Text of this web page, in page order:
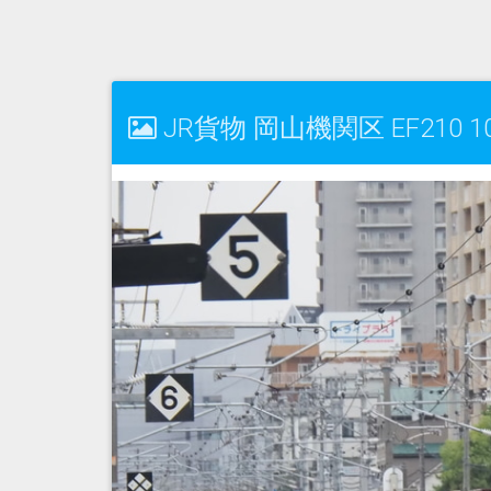
JR貨物 岡山機関区 EF210